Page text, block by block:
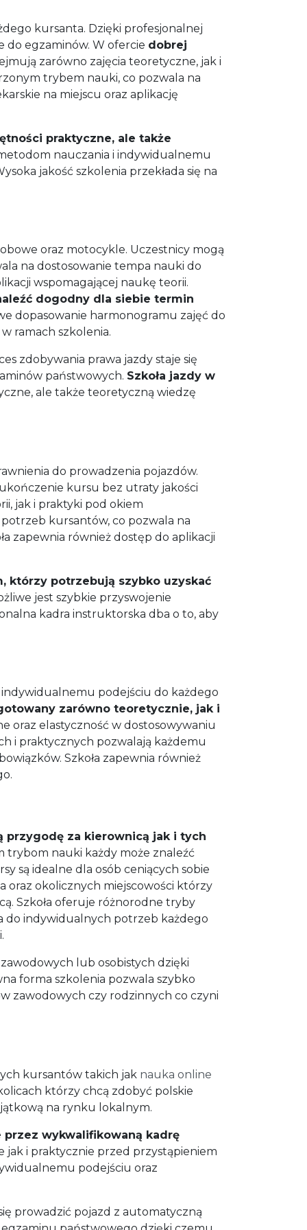
kursanta. Dzięki profesjonalnej
do egzaminów. W ofercie dobrej
zarówno zajęcia teoretyczne, jak i
trybem nauki, co pozwala na
na miejscu oraz aplikację
praktyczne, ale także
nauczania i indywidualnemu
jakość szkolenia przekłada się na
oraz motocykle. Uczestnicy mogą
na dostosowanie tempa nauki do
wspomagającej naukę teorii.
dogodny dla siebie termin
dopasowanie harmonogramu zajęć do
ramach szkolenia.
zdobywania prawa jazdy staje się
państwowych. Szkoła jazdy w
ale także teoretyczną wiedzę
do prowadzenia pojazdów.
kursu bez utraty jakości
jak i praktyki pod okiem
kursantów, co pozwala na
zapewnia również dostęp do aplikacji
którzy potrzebują szybko uzyskać
jest szybkie przyswojenie
kadra instruktorska dba o to, aby
indywidualnemu podejściu do każdego
zarówno teoretycznie, jak i
oraz elastyczność w dostosowywaniu
i praktycznych pozwalają każdemu
Szkoła zapewnia również
przygodę za kierownicą jak i tych
trybom nauki każdy może znaleźć
są idealne dla osób ceniących sobie
oraz okolicznych miejscowości którzy
Szkoła oferuje różnorodne tryby
do indywidualnych potrzeb każdego
lub osobistych dzięki
forma szkolenia pozwala szybko
zawodowych czy rodzinnych co czyni
kursantów takich jak nauka online
którzy chcą zdobyć polskie
na rynku lokalnym.
wykwalifikowaną kadrę
jak i praktycznie przed przystąpieniem
podejściu oraz
prowadzić pojazd z automatyczną